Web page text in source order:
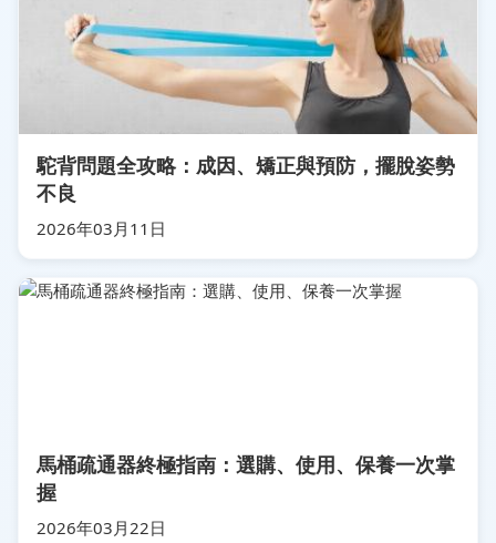
駝背問題全攻略：成因、矯正與預防，擺脫姿勢
不良
2026年03月11日
馬桶疏通器終極指南：選購、使用、保養一次掌
握
2026年03月22日